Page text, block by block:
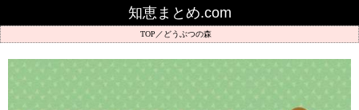
知恵まとめ.com
どうぶつの森